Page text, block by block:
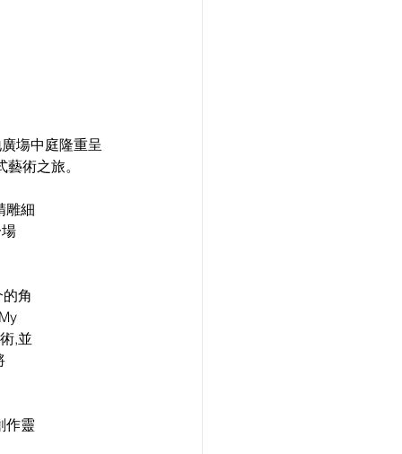
塲中庭隆重呈
術之旅。
雕細
角
,並
作靈